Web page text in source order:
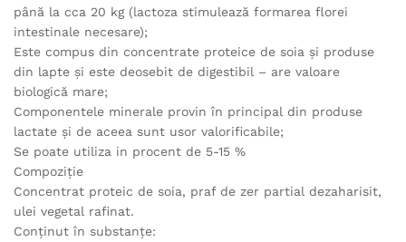
până la cca 20 kg (lactoza stimulează formarea florei
intestinale necesare);
Este compus din concentrate proteice de soia și produse
din lapte și este deosebit de digestibil – are valoare
biologică mare;
Componentele minerale provin în principal din produse
lactate și de aceea sunt usor valorificabile;
Se poate utiliza in procent de 5-15 %
Compoziţie
Concentrat proteic de soia, praf de zer partial dezaharisit,
ulei vegetal rafinat.
Conţinut în substanţe: